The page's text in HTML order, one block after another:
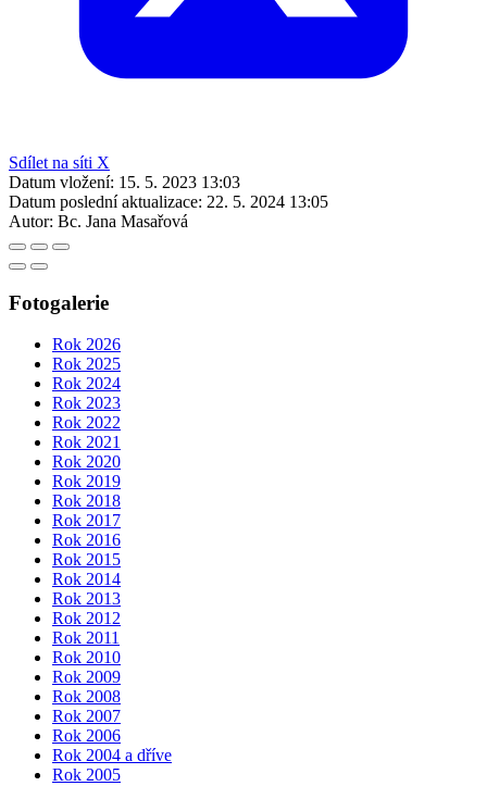
Sdílet na síti X
Datum vložení: 15. 5. 2023 13:03
Datum poslední aktualizace: 22. 5. 2024 13:05
Autor: Bc. Jana Masařová
Fotogalerie
Rok 2026
Rok 2025
Rok 2024
Rok 2023
Rok 2022
Rok 2021
Rok 2020
Rok 2019
Rok 2018
Rok 2017
Rok 2016
Rok 2015
Rok 2014
Rok 2013
Rok 2012
Rok 2011
Rok 2010
Rok 2009
Rok 2008
Rok 2007
Rok 2006
Rok 2004 a dříve
Rok 2005